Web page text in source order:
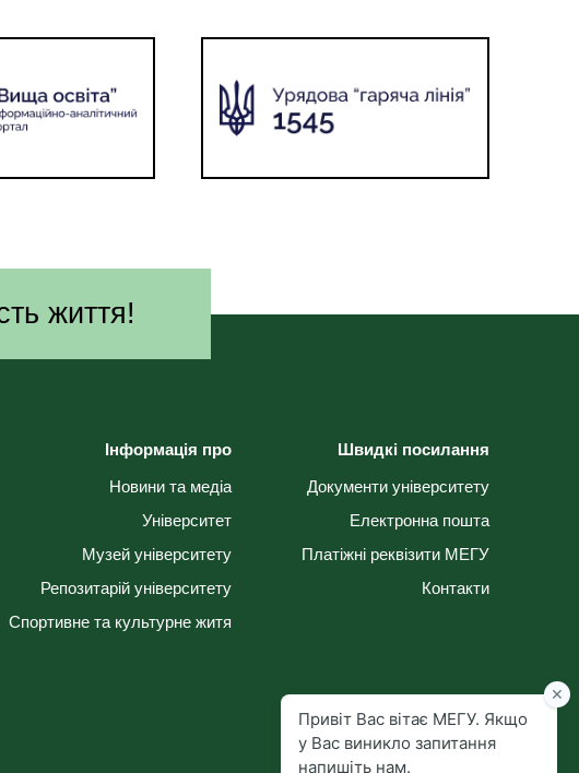
життя!
Інформація про
Новини та медіа
Університет
Музей університету
Репозитарій університету
Спортивне та культурне житя
Швидкі посилання
Документи університету
Електронна пошта
Платіжні реквізити МЕГУ
Контакти